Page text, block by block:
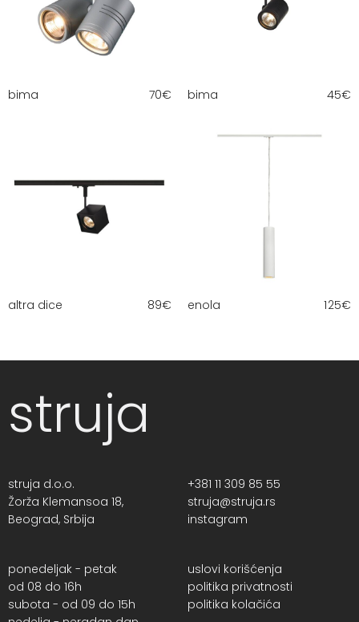
bima 70€ bima 45€
altra dice 89€ enola 125€
struja
struja d.o.o.
Žorža Klemansoa 18,
Beograd, Srbija
+381 11 309 85 55
struja@struja.rs
instagram
ponedeljak - petak
od 08 do 16h
subota - od 09 do 15h
uslovi korišćenja
politika privatnosti
politika kolačića